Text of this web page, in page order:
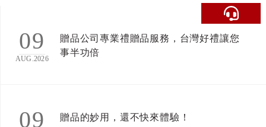
09
AUG.2026
贈品公司專業禮贈品服務，台灣好禮讓您
事半功倍
09 贈品的妙用，還不快來體驗！